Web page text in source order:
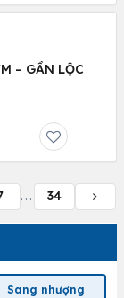
Sang nhượng
– GẦN LỘC
... 34